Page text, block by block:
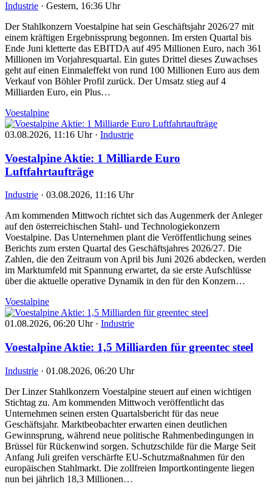
Industrie · Gestern, 16:36 Uhr
Der Stahlkonzern Voestalpine hat sein Geschäftsjahr 2026/27 mit
einem kräftigen Ergebnissprung begonnen. Im ersten Quartal bis
Ende Juni kletterte das EBITDA auf 495 Millionen Euro, nach 361
Millionen im Vorjahresquartal. Ein gutes Drittel dieses Zuwachses
geht auf einen Einmaleffekt von rund 100 Millionen Euro aus dem
Verkauf von Böhler Profil zurück. Der Umsatz stieg auf 4
Milliarden Euro, ein Plus…
Voestalpine
03.08.2026, 11:16 Uhr · Industrie
Voestalpine Aktie: 1 Milliarde Euro
Luftfahrtaufträge
Industrie · 03.08.2026, 11:16 Uhr
Am kommenden Mittwoch richtet sich das Augenmerk der Anleger
auf den österreichischen Stahl- und Technologiekonzern
Voestalpine. Das Unternehmen plant die Veröffentlichung seines
Berichts zum ersten Quartal des Geschäftsjahres 2026/27. Die
Zahlen, die den Zeitraum von April bis Juni 2026 abdecken, werden
im Marktumfeld mit Spannung erwartet, da sie erste Aufschlüsse
über die aktuelle operative Dynamik in den für den Konzern…
Voestalpine
01.08.2026, 06:20 Uhr · Industrie
Voestalpine Aktie: 1,5 Milliarden für greentec steel
Industrie · 01.08.2026, 06:20 Uhr
Der Linzer Stahlkonzern Voestalpine steuert auf einen wichtigen
Stichtag zu. Am kommenden Mittwoch veröffentlicht das
Unternehmen seinen ersten Quartalsbericht für das neue
Geschäftsjahr. Marktbeobachter erwarten einen deutlichen
Gewinnsprung, während neue politische Rahmenbedingungen in
Brüssel für Rückenwind sorgen. Schutzschilde für die Marge Seit
Anfang Juli greifen verschärfte EU-Schutzmaßnahmen für den
europäischen Stahlmarkt. Die zollfreien Importkontingente liegen
nun bei jährlich 18,3 Millionen…